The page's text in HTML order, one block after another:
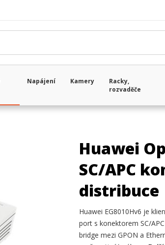
Napájení Kamery
Racky,
rozvaděče
Huawei
SC/APC
distribuce
Huawei EG8010Hv6 je
port s konektorem SC/
bridge mezi GPON a